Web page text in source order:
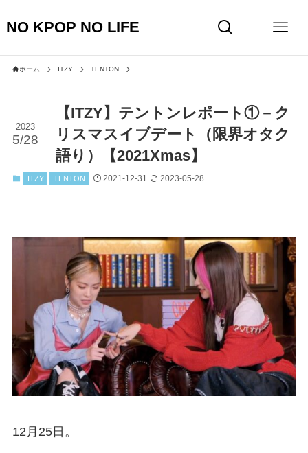
NO KPOP NO LIFE
ホーム ITZY TENTON
【ITZY】テントンレポート①－ク
リスマスイブデート（限界オタク
語り）【2021Xmas】
2023
5/28
ITZY TENTON 2021-12-31 2023-05-28
12月25日。